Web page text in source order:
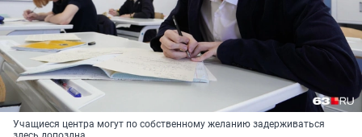
Учащиеся центра могут по собственному желанию задерживаться